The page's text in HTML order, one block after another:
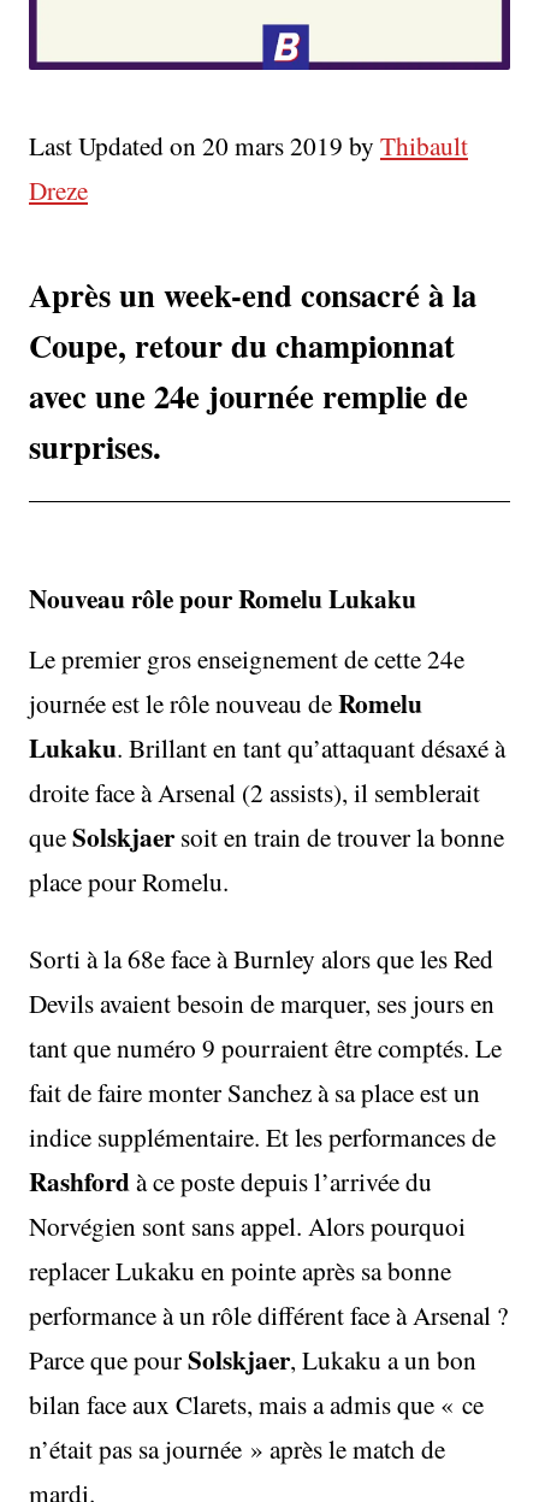
Last Updated on 20 mars 2019 by Thibault
Dreze
Après un week-end consacré à la
Coupe, retour du championnat
avec une 24e journée remplie de
surprises.
Nouveau rôle pour Romelu Lukaku
Le premier gros enseignement de cette 24e
journée est le rôle nouveau deRomelu
Lukaku. Brillant en tant qu’attaquant désaxé à
droite face à Arsenal (2 assists), il semblerait
queSolskjaersoit en train de trouver la bonne
place pour Romelu.
Sorti à la 68e face à Burnley alors que les Red
Devils avaient besoin de marquer, ses jours en
tant que numéro 9 pourraient être comptés. Le
fait de faire monter Sanchez à sa place est un
indice supplémentaire. Et les performances de
Rashfordà ce poste depuis l’arrivée du
Norvégien sont sans appel. Alors pourquoi
replacer Lukaku en pointe après sa bonne
performance à un rôle différent face à Arsenal ?
Parce que pourSolskjaer, Lukaku a un bon
bilan face aux Clarets, mais a admis que « ce
n’était pas sa journée » après le match de
mardi.